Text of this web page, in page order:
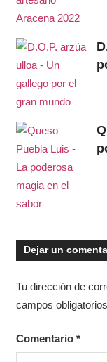
Dejar un
Tu dirección de
campos
Comentario *